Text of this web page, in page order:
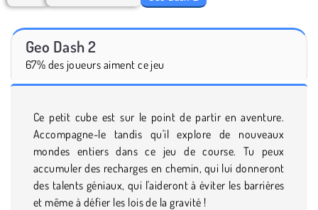
Geo Dash 2
67% des joueurs aiment ce jeu
Ce petit cube est sur le point de partir en aventure.
Accompagne-le tandis qu'il explore de nouveaux
mondes entiers dans ce jeu de course. Tu peux
accumuler des recharges en chemin, qui lui donneront
des talents géniaux, qui l'aideront à éviter les barrières
et même à défier les lois de la gravité !